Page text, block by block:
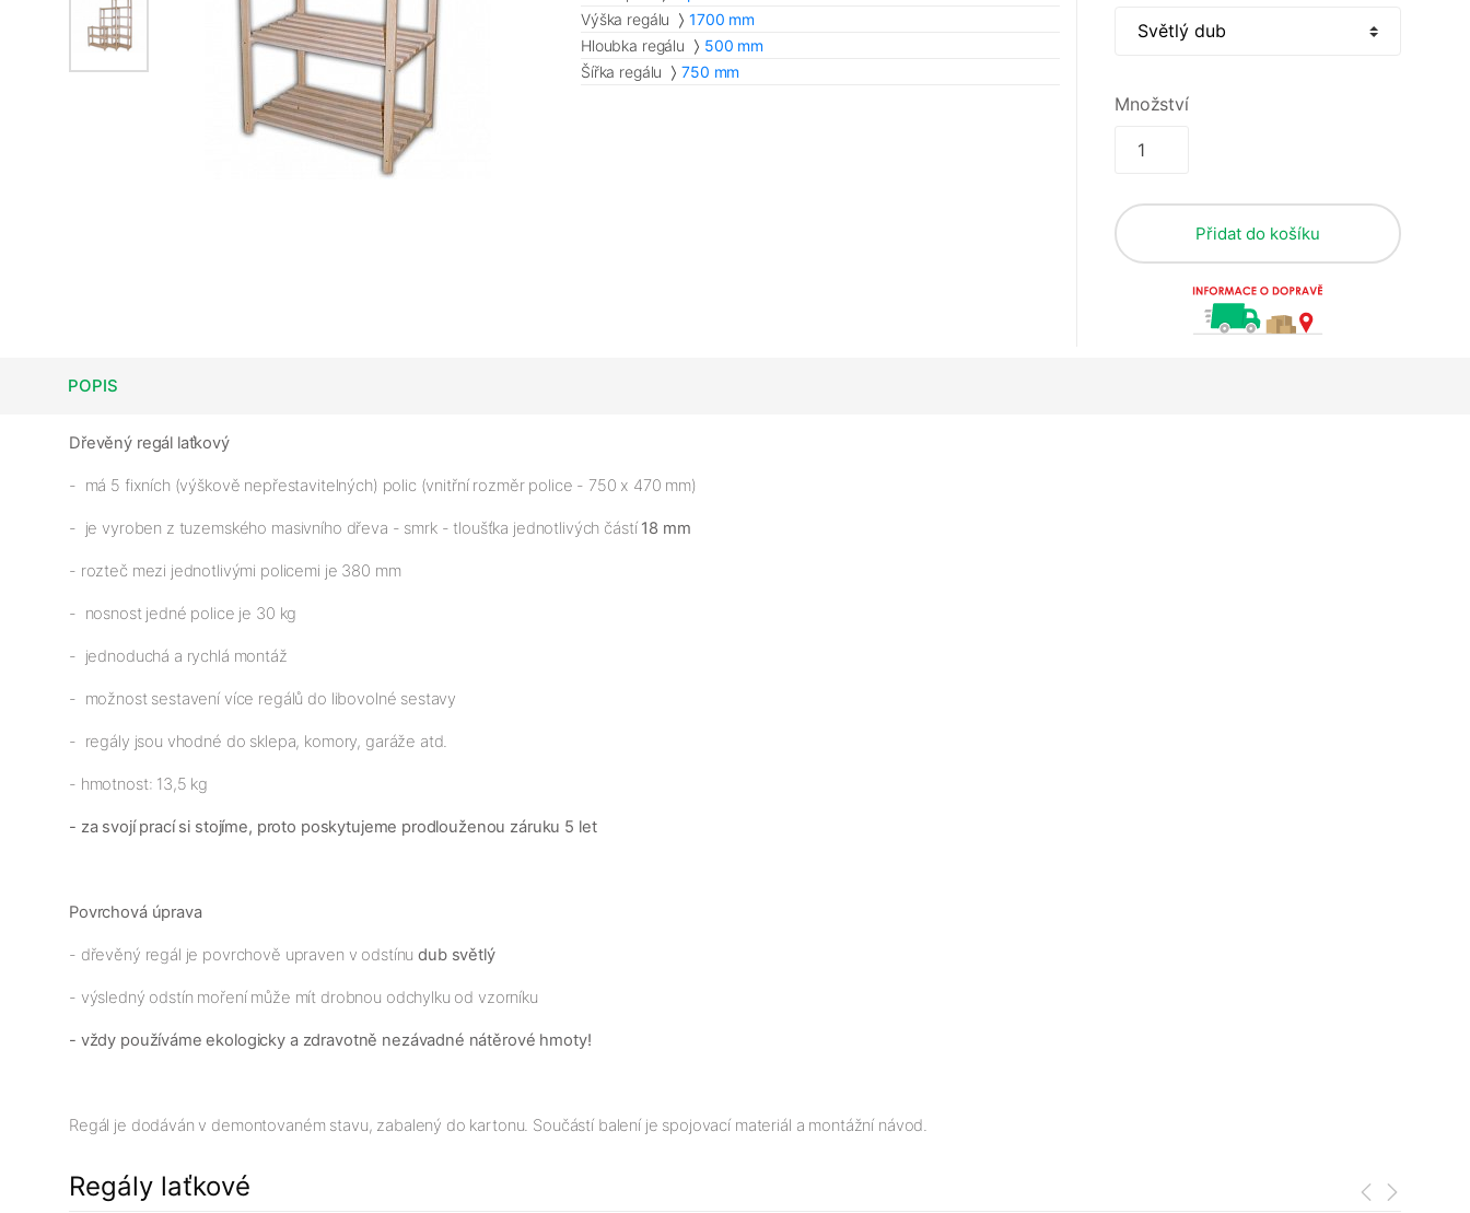
Výška regálu
1700 mm
Hloubka regálu
500 mm
Šířka regálu
750 mm
Množství
Přidat do košíku
POPIS
Dřevěný regál laťkový
- má 5 fixních (výškově nepřestavitelných) polic (vnitřní rozměr police - 750 x 470 mm)
- je vyroben z tuzemského masivního dřeva - smrk - tloušťka jednotlivých částí18 mm
- rozteč mezi jednotlivými policemi je 380 mm
- nosnost jedné police je 30 kg
- jednoduchá a rychlá montáž
- možnost sestavení více regálů do libovolné sestavy
- regály jsou vhodné do sklepa, komory, garáže atd.
- hmotnost: 13,5 kg
- za svojí prací si stojíme, proto poskytujeme prodlouženou záruku 5 let
Povrchová úprava
- dřevěný regál je povrchově upraven v odstínudub světlý
- výsledný odstín moření může mít drobnou odchylku od vzorníku
- vždy používáme ekologicky a zdravotně nezávadné nátěrové hmoty!
Regál je dodáván v demontovaném stavu, zabalený do kartonu. Součástí balení je spojovací materiál a montážní návod.
Regály laťkové